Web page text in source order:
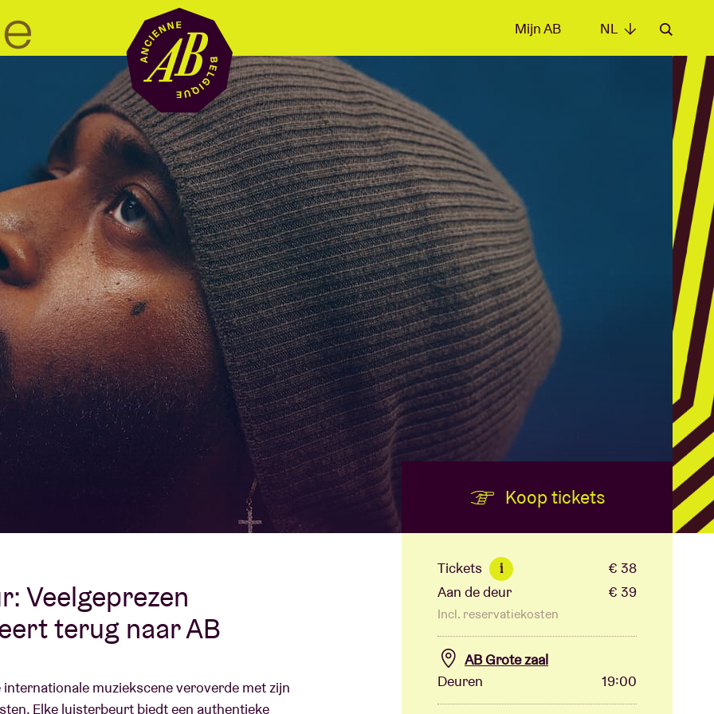
NL
Zaalhuur
BRDCST
ABtv
Concertcheque
Over AB
Contact
Mijn AB NL
Veelgeprezen
terug naar AB
internationale muziekscene veroverde met zijn
Elke luisterbeurt biedt een authentieke
Koop tickets
Tickets i
€ 38
Aan de deur
€ 39
Incl. reservatiekosten
AB Grote zaal
Deuren
19:00